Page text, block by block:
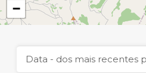
−
Data - dos mais recentes